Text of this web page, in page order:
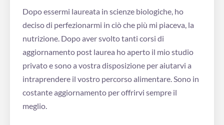
Dopo essermi laureata in scienze biologiche, ho
deciso di perfezionarmi in ciò che più mi piaceva, la
nutrizione. Dopo aver svolto tanti corsi di
aggiornamento post laurea ho aperto il mio studio
privato e sono a vostra disposizione per aiutarvi a
intraprendere il vostro percorso alimentare. Sono in
costante aggiornamento per offrirvi sempre il
meglio.